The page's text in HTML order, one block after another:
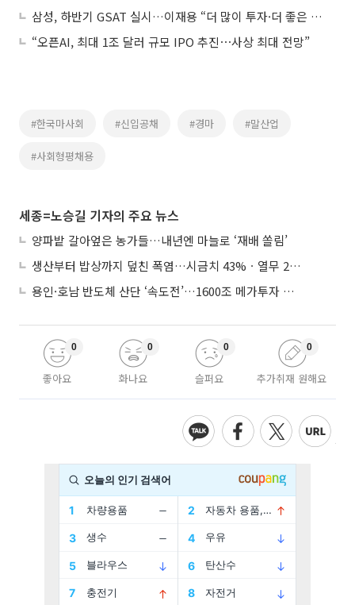
삼성, 하반기 GSAT 실시…이재용 “더 많이 투자·더 좋은 일자리 만들 것”
“오픈AI, 최대 1조 달러 규모 IPO 추진⋯사상 최대 전망”
#한국마사회 #신입공채 #경마 #말산업
#사회형평채용
세종=노승길 기자의 주요 뉴스
양파밭 갈아엎은 농가들…내년엔 마늘로 ‘재배 쏠림’
생산부터 밥상까지 덮친 폭염…시금치 43%ㆍ열무 28% 급등
용인·호남 반도체 산단 ‘속도전’…1600조 메가투자 이행 총력
좋아요
0
화나요
0
슬퍼요
0
추가취재 원해요
0